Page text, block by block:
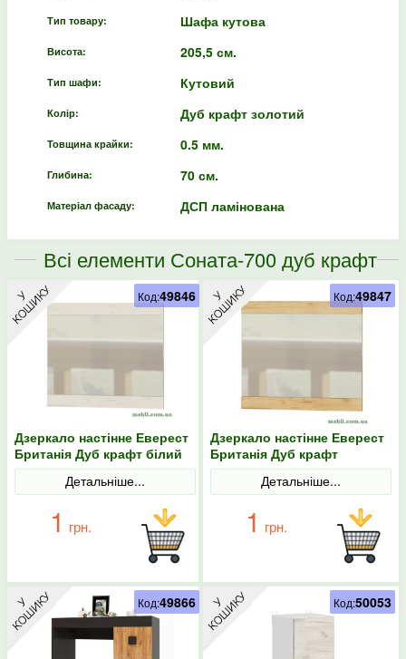
Тип товару: Шафа кутова
Висота: 205,5 см.
Тип шафи: Кутовий
Колір: Дуб крафт золотий
Товщина крайки: 0.5 мм.
Глибина: 70 см.
Матеріал фасаду: ДСП ламінована
Всі елементи Соната-700 дуб крафт
золотий
Дзеркало настінне Еверест
Британія Дуб крафт білий
Детальніше...
1 грн.
Код:49846
Дзеркало настінне Еверест
Британія Дуб крафт
золотий
Детальніше...
1 грн.
Код:49847
Код:49866 Код:50053